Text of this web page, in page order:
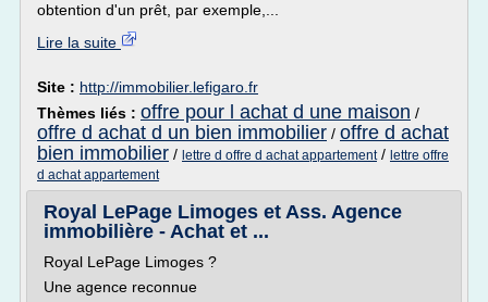
obtention d'un prêt, par exemple,...
Lire la suite
Site : http://immobilier.lefigaro.fr
Thèmes liés : offre pour l achat d une maison /
offre d achat d un bien immobilier / offre d achat
bien immobilier / lettre d offre d achat appartement/ lettre offre
d achat appartement
Royal LePage Limoges et Ass. Agence
immobilière - Achat et ...
Royal LePage Limoges ?
Une agence reconnue